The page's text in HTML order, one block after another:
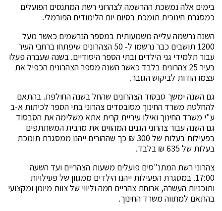
בימים אלה נמשכת ההרשמה לצהרוני רשת המתנסים הפועלים
כמסגרת חינוכית תומכת בסיום יום הלימודים הפורמלי.
השנה נרשמה עלייה משמעותית במספר הנרשמים כאשר מעל
1200 תושבים כבר נרשמו ל- 50 הצהרונים שיפתחו ברחבי העיר
עבור תלמידי גני הילדים ובתי הספר היסודיים. בשנה שעברה פעלו
בעיר 25 צהרונים בלבד כאשר השנה מספר הצהרונים הכפיל את
עצמו הודות לביקוש הגובר.
גם השנה ימשך סבסוד הצהרונים שהחל בשנה החולפת. בהתאם
להחלטת משרד החינוך מסובסדים צהרוני בתי הספר לכיתות א-ב
ע"י משרד החינוך ואילו עיריית קרית אתא משלימה את הסבסוד
גם השנה עבור צהרוני הגנים המהווים את מרבית המשתתפים
בפעילות בעלות של 300 ₪ כך שההורים ייהנו ממסגרת תומכת
בעלות של 635 ₪ בלבד.
צהרוני רשת המתנ"סים פועלים משעות הצהריים ועד השעה
17:00. במסגרת הפעילות ייהנו הילדים ממגוון של פעילויות
ותוכניות העשרה, ארוחת צהריים חמה וליווי של צוות מיומן ומקצועי
בהתאם למתווה משרד החינוך.